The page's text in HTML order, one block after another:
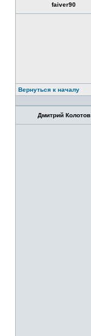
faiver90
Вернуться к началу
Дмитрий Колотов